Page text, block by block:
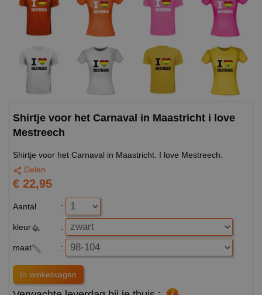
Shirtje voor het Carnaval in Maastricht i love
Mestreech
Shirtje voor het Carnaval in Maastricht. I love Mestreech.
Delen
€ 22,95
Aantal :
kleur :
maat :